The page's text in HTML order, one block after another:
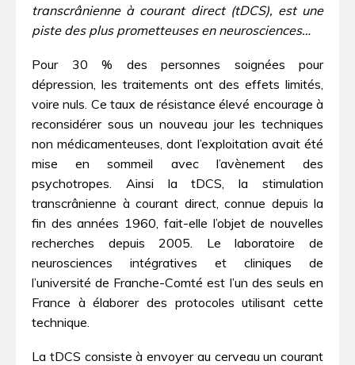
transcrânienne à courant direct (tDCS), est une
piste des plus prometteuses en neurosciences…
Pour 30 % des personnes soignées pour
dépression, les traitements ont des effets limités,
voire nuls. Ce taux de résistance élevé encourage à
reconsidérer sous un nouveau jour les techniques
non médicamenteuses, dont l’exploitation avait été
mise en sommeil avec l’avènement des
psychotropes. Ainsi la tDCS, la stimulation
transcrânienne à courant direct, connue depuis la
fin des années 1960, fait-elle l’objet de nouvelles
recherches depuis 2005. Le laboratoire de
neurosciences intégratives et cliniques de
l’université de Franche-Comté est l’un des seuls en
France à élaborer des protocoles utilisant cette
technique.
La tDCS consiste à envoyer au cerveau un courant